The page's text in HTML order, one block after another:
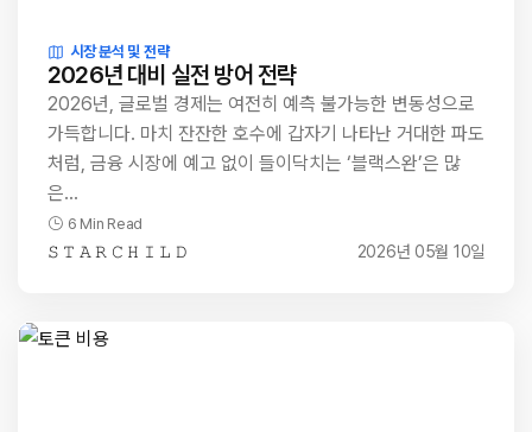
시장 분석 및 전략
2026년 대비 실전 방어 전략
2026년, 글로벌 경제는 여전히 예측 불가능한 변동성으로
가득합니다. 마치 잔잔한 호수에 갑자기 나타난 거대한 파도
처럼, 금융 시장에 예고 없이 들이닥치는 ‘블랙스완’은 많
은…
6 Min Read
𝚂 𝚃 𝙰 𝚁 𝙲 𝙷 𝙸 𝙻 𝙳 2026년 05월 10일